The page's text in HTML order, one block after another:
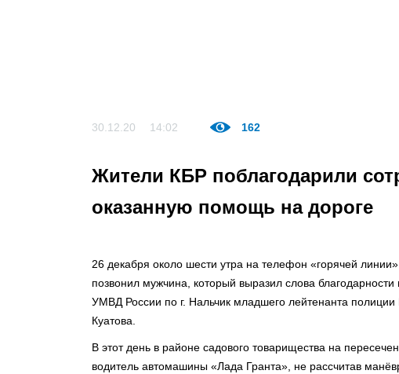
30.12.20 14:02 162
Жители КБР поблагодарили
оказанную помощь на дороге
26 декабря около шести утра на телефон «горячей
позвонил мужчина, который выразил слова
УМВД России по г. Нальчик младшего лейтенанта
Куатова.
В этот день в районе садового товарищества на
водитель автомашины «Лада Гранта», не рассчитав